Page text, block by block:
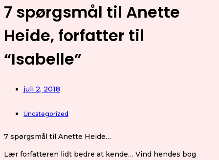
7 spørgsmål til Anette
Heide, forfatter til
“Isabelle”
juli 2, 2018
Uncategorized
7 spørgsmål til Anette Heide…
Lær forfatteren lidt bedre at kende… Vind hendes bog